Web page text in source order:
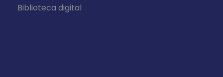
Biblioteca digital